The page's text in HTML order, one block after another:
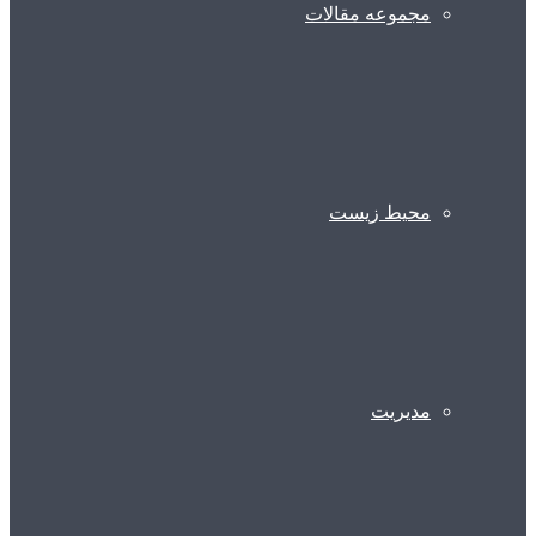
مجموعه مقالات
محیط زیست
مدیریت